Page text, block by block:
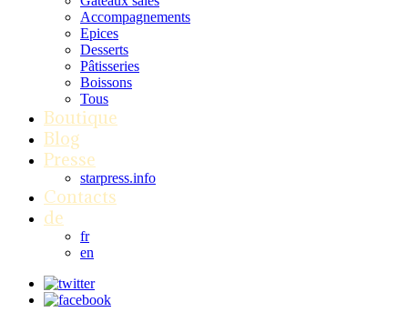
Accompagnements
Epices
Desserts
Pâtisseries
Boissons
Tous
Boutique
Blog
Presse
starpress.info
Contacts
de
fr
en